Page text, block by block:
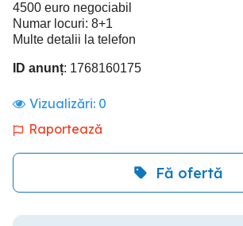
4500 euro negociabil
Numar locuri: 8+1
Multe detalii la telefon
ID anunț: 1768160175
Vizualizări: 0
Raportează
Fă ofertă